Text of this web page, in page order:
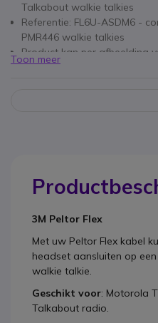
Talkabout walkie talkies
Referentie: FL6U-ASDM6 -
PMR446 walkie talkies
Product kan per afbeelding verschillen
soort verbinding
Toon meer
3M Peltor Flex
Met uw Peltor Flex kabel
headset aansluiten op
walkie talkie.
Geschikt voor: Motorola
Talkabout radio.